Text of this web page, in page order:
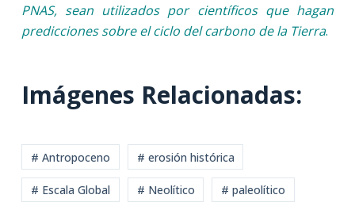
PNAS, sean utilizados por científicos que hagan
predicciones sobre el ciclo del carbono de la Tierra.
Imágenes Relacionadas:
# Antropoceno # erosión histórica
# Escala Global # Neolítico # paleolítico